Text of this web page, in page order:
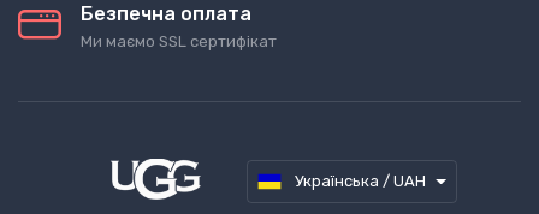
Безпечна оплата
Ми маємо SSL сертифікат
Українська / UAH